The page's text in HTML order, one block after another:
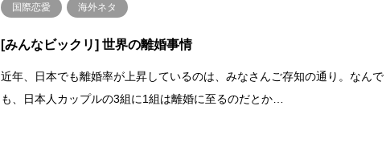
国際恋愛 海外ネタ
[みんなビックリ] 世界の離婚事情
近年、日本でも離婚率が上昇しているのは、みなさんご存知の通り。なんで
も、日本人カップルの3組に1組は離婚に至るのだとか…